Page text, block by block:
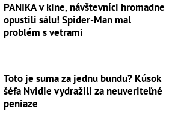
PANIKA v kine, návštevníci hromadne
opustili sálu! Spider-Man mal
problém s vetrami
Toto je suma za jednu bundu? Kúsok
šéfa Nvidie vydražili za neuveriteľné
peniaze